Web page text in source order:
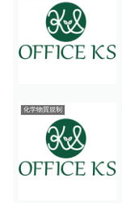
化学物質規制